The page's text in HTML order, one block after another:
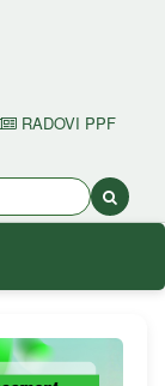
RADOVI PPF